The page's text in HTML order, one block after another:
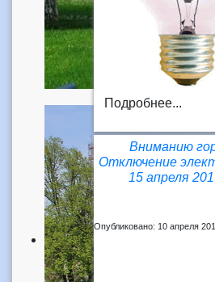
Подробнее...
Вниманию
Отключение
15 апреля
Опубликовано: 10 апреля